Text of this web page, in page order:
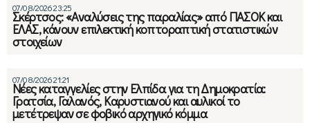
07/08/2026 23:25
Σκέρτσος: «Αναλύσεις της παραλίας» από ΠΑΣΟΚ και
ΕΛΑΣ, κάνουν επιλεκτική κοπτοραπτική στατιστικών
στοιχείων
07/08/2026 21:21
Νέες καταγγελίες στην Ελπίδα για τη Δημοκρατία:
Γρατσία, Γαλανός, Καρυστιανού και αυλικοί το
μετέτρεψαν σε φοβικό αρχηγικό κόμμα